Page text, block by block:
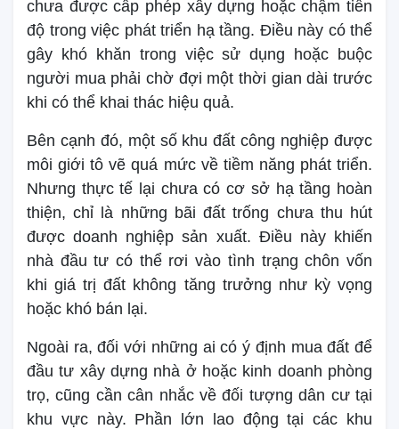
chưa được cấp phép xây dựng hoặc chậm tiến
độ trong việc phát triển hạ tầng. Điều này có thể
gây khó khăn trong việc sử dụng hoặc buộc
người mua phải chờ đợi một thời gian dài trước
khi có thể khai thác hiệu quả.
Bên cạnh đó, một số khu đất công nghiệp được
môi giới tô vẽ quá mức về tiềm năng phát triển.
Nhưng thực tế lại chưa có cơ sở hạ tầng hoàn
thiện, chỉ là những bãi đất trống chưa thu hút
được doanh nghiệp sản xuất. Điều này khiến
nhà đầu tư có thể rơi vào tình trạng chôn vốn
khi giá trị đất không tăng trưởng như kỳ vọng
hoặc khó bán lại.
Ngoài ra, đối với những ai có ý định mua đất để
đầu tư xây dựng nhà ở hoặc kinh doanh phòng
trọ, cũng cần cân nhắc về đối tượng dân cư tại
khu vực này. Phần lớn lao động tại các khu